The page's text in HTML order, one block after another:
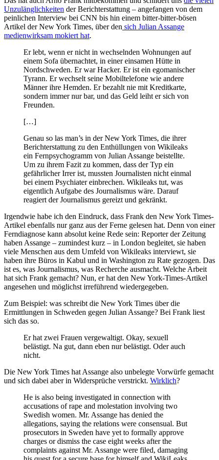
Unzulänglichkeiten der Berichterstattung – angefangen von dem
peinlichen Interview bei CNN bis hin einem bitter-bitter-bösen
Artikel der New York Times, über den sich Julian Assange
medienwirksam mokiert hat.
Er lebt, wenn er nicht in wechselnden Wohnungen auf
einem Sofa übernachtet, in einer einsamen Hütte in
Nordschweden. Er war Hacker. Er ist ein egomanischer
Tyrann. Er wechselt seine Mobiltelefone wie andere
Männer ihre Hemden. Er bezahlt nie mit Kreditkarte,
sondern immer nur bar, und das Geld leiht er sich von
Freunden.
[…]
Genau so las man’s in der New York Times, die ihrer
Berichterstattung zu den Enthüllungen von Wikileaks
ein Fernpsychogramm von Julian Assange beistellte.
Um zu ihrem Fazit zu kommen, dass der Typ ein
gefährlicher Irrer ist, mussten Journalisten nicht einmal
bei einem Psychiater einbrechen. Wikileaks tut, was
eigentlich Aufgabe des Journalismus wäre. Darauf
reagiert der Journalismus gereizt und gekränkt.
Irgendwie habe ich den Eindruck, dass Frank den New York Times-
Artikel ebenfalls nur ganz aus der Ferne gelesen hat. Denn von einer
Ferndiagnose kann absolut keine Rede sein: Reporter der Zeitung
haben Assange – zumindest kurz – in London begleitet, sie haben
viele Menschen aus dem Umfeld von Wikileaks interviewt, sie
haben ihre Büros in Kabul und in Washington zu Rate gezogen. Das
ist es, was Journalismus, was Recherche ausmacht. Welche Arbeit
hat sich Frank gemacht? Nun, er hat den New York-Times-Artikel
angesehen und möglichst irreführend wiedergegeben.
Zum Beispiel: was schreibt die New York Times über die
Ermittlungen in Schweden gegen Julian Assange? Bei Frank liest
sich das so.
Er hat zwei Frauen vergewaltigt. Okay, sexuell
belästigt. Na gut, dann eben nur belästigt. Oder auch
nicht.
Die New York Times hat Assange also unbelegte Vorwürfe gemacht
und sich dabei aber in Widersprüche verstrickt. Wirklich?
He is also being investigated in connection with
accusations of rape and molestation involving two
Swedish women. Mr. Assange has denied the
allegations, saying the relations were consensual. But
prosecutors in Sweden have yet to formally approve
charges or dismiss the case eight weeks after the
complaints against Mr. Assange were filed, damaging